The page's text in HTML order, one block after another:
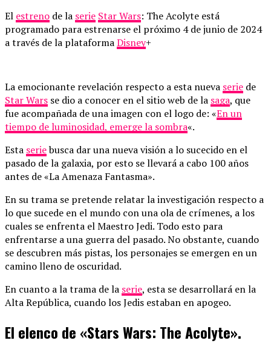
El estreno de la serie Star Wars: The Acolyte está
programado para estrenarse el próximo 4 de junio de 2024
a través de la plataformaDisney+
La emocionante revelación respecto a esta nueva serie de
Star Wars se dio a conocer en el sitio web de la saga, que
fue acompañada de una imagen con el logo de: «En un
tiempo de luminosidad, emerge la sombra«.
Esta seriebusca dar una nueva visión a lo sucecido en el
pasado de la galaxia, por esto se llevará a cabo 100 años
antes de «La Amenaza Fantasma».
En su trama se pretende relatar la investigación respecto a
lo que sucede en el mundo con una ola de crímenes, a los
cuales se enfrenta el Maestro Jedi. Todo esto para
enfrentarse a una guerra del pasado. No obstante, cuando
se descubren más pistas, los personajes se emergen en un
camino lleno de oscuridad.
En cuanto a la trama de la serie, esta se desarrollará en la
Alta República, cuando los Jedis estaban en apogeo.
El elenco de «Stars Wars: The Acolyte».